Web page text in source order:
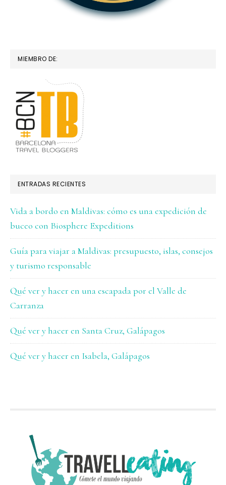
MIEMBRO DE:
ENTRADAS RECIENTES
Vida a bordo en Maldivas: cómo es una expedición de
buceo con Biosphere Expeditions
Guía para viajar a Maldivas: presupuesto, islas, consejos
y turismo responsable
Qué ver y hacer en una escapada por el Valle de
Carranza
Qué ver y hacer en Santa Cruz, Galápagos
Qué ver y hacer en Isabela, Galápagos
FOOTER